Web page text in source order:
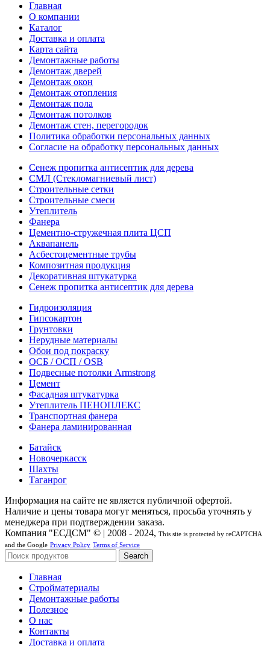
Главная
О компании
Каталог
Доставка и оплата
Карта сайта
Демонтажные работы
Демонтаж дверей
Демонтаж окон
Демонтаж отопления
Демонтаж пола
Демонтаж потолков
Демонтаж стен, перегородок
Политика обработки персональных данных
Согласие на обработку персональных данных
Сенеж пропитка антисептик для дерева
СМЛ (Стекломагниевый лист)
Строительные сетки
Строительные смеси
Утеплитель
Фанера
Цементно-стружечная плита ЦСП
Аквапанель
Асбестоцементные трубы
Композитная продукция
Декоративная штукатурка
Сенеж пропитка антисептик для дерева
Гидроизоляция
Гипсокартон
Грунтовки
Нерудные материалы
Обои под покраску
ОСБ / ОСП / OSB
Подвесные потолки Armstrong
Цемент
Фасадная штукатурка
Утеплитель ПЕНОПЛЕКС
Транспортная фанера
Фанера ламинированная
Батайск
Новочеркасск
Шахты
Таганрог
Информация на сайте не является публичной офертой.
Наличие и цены товара могут меняться, просьба уточнять у
менеджера при подтверждении заказа.
Компания "ЕСДСМ" © | 2008 - 2024, This site is protected by reCAPTCHA
and the Google Privacy Policy Terms of Service
Search
Главная
Стройматериалы
Демонтажные работы
Полезное
О нас
Контакты
Доставка и оплата